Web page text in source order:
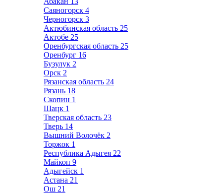
Саяногорск 4
Черногорск 3
Актюбинская область 25
Актобе 25
Оренбургская область 25
Оренбург 16
Бузулук 2
Орск 2
Рязанская область 24
Рязань 18
Скопин 1
Шацк 1
Тверская область 23
Тверь 14
Вышний Волочёк 2
Торжок 1
Республика Адыгея 22
Майкоп 9
Адыгейск 1
Астана 21
Ош 21